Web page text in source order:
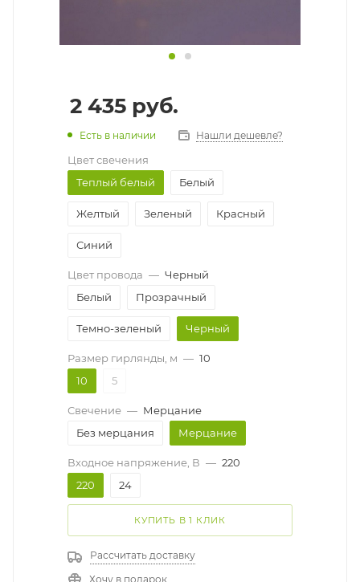
2 435 руб.
Есть в наличии Нашли дешевле?
Цвет свечения
Теплый белый
Белый
Желтый Зеленый Красный
Синий
Цвет провода — Черный
Белый
Прозрачный
Темно-зеленый Черный
Размер гирлянды, м — 10
10
5
Свечение — Мерцание
Без мерцания
Мерцание
Входное напряжение, В — 220
220
24
КУПИТЬ В 1 КЛИК
Рассчитать доставку
Хочу в подарок